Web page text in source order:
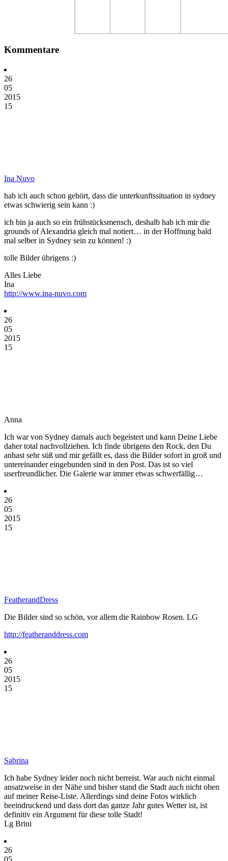
Kommentare
26
05
2015
15
Ina Nuvo
hab ich auch schon gehört, dass die unterkunftssituation in sydney
etwas schwierig sein kann :)
ich bin ja auch so ein frühstücksmensch, deshalb hab ich mir die
grounds of Alexandria gleich mal notiert… in der Hoffnung bald
mal selber in Sydney sein zu können! :)
tolle Bilder übrigens :)
Alles Liebe
Ina
http://www.ina-nuvo.com
26
05
2015
15
Anna
Ich war von Sydney damals auch begeistert und kann Deine Liebe
daher total nachvollziehen. Ich finde übrigens den Rock, den Du
anhast sehr süß und mir gefällt es, dass die Bilder sofort in groß und
untereinander eingebunden sind in den Post. Das ist so viel
userfreundlicher. Die Galerie war immer etwas schwerfällig…
26
05
2015
15
FeatherandDress
Die Bilder sind so schön, vor allem die Rainbow Rosen. LG
http://featheranddress.com
26
05
2015
15
Sabrina
Ich habe Sydney leider noch nicht berreist. War auch nicht einmal
ansatzweise in der Nähe und bisher stand die Stadt auch nicht oben
auf meiner Reise-Liste. Allerdings sind deine Fotos wirklich
beeindruckend und dass dort das ganze Jahr gutes Wetter ist, ist
definitiv ein Argument für diese tolle Stadt!
Lg Brini
26
05